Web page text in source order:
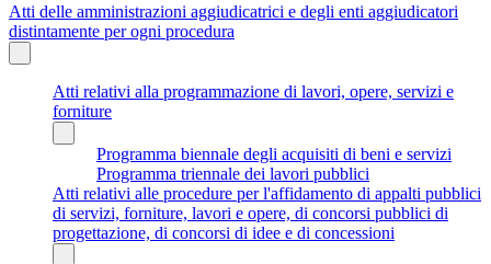
Atti delle amministrazioni aggiudicatrici e degli enti aggiudicatori
distintamente per ogni procedura
Atti relativi alla programmazione di lavori, opere, servizi e
forniture
Programma biennale degli acquisiti di beni e servizi
Programma triennale dei lavori pubblici
Atti relativi alle procedure per l'affidamento di appalti pubblici
di servizi, forniture, lavori e opere, di concorsi pubblici di
progettazione, di concorsi di idee e di concessioni